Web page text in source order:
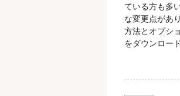
ている方も多
な変更点があ
方法とオプシ
をダウンロー
Composerの